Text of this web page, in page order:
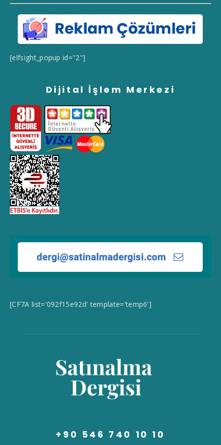
[elfsight_popup id="2"]
Dijital İşlem Merkezi
[CF7A list='092f15e92d' template='temp6']
+90 546 740 10 10